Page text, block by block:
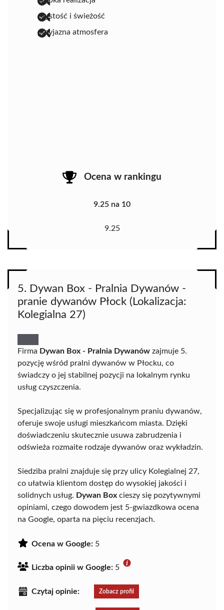
czystość i świeżość
przyjazna atmosfera
Ocena w rankingu
9.25 na 10
9.25
5. Dywan Box - Pralnia Dywanów -
pranie dywanów Płock (Lokalizacja:
Kolegialna 27)
Firma Dywan Box - Pralnia Dywanów zajmuje 5.
pozycję wśród pralni dywanów w Płocku, co
świadczy o jej stabilnej pozycji na lokalnym rynku
usług czyszczenia.
Specjalizując się w profesjonalnym praniu dywanów,
oferuje swoje usługi mieszkańcom miasta. Dzięki
doświadczeniu skutecznie usuwa zabrudzenia i
odświeża rozmaite rodzaje dywanów oraz wykładzin.
Siedziba pralni znajduje się przy ulicy Kolegialnej 27,
co ułatwia klientom dostęp do wysokiej jakości i
solidnych usług. Dywan Box cieszy się pozytywnymi
opiniami, czego dowodem jest 5-gwiazdkowa ocena
na Google, oparta na pięciu recenzjach.
Ocena w Google: 5
Liczba opinii w Google: 5
Czytaj opinie: Zobacz profil